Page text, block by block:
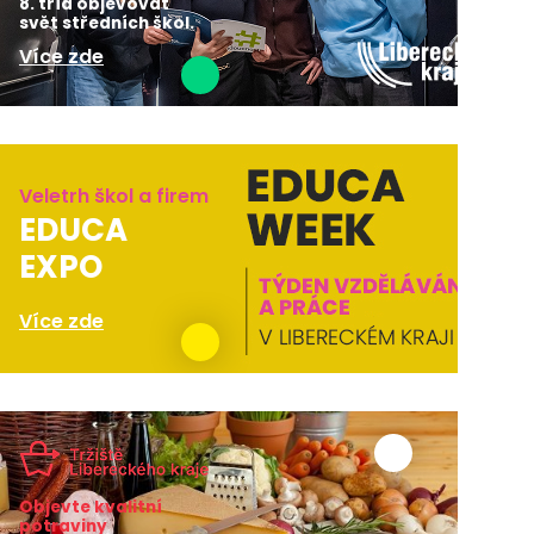
svět středních škol.
Více zde
Veletrh škol a firem
EDUCA
EXPO
Více zde
Objevte kvalitní
potraviny